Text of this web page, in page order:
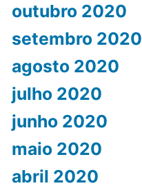
outubro 2020
setembro 2020
agosto 2020
julho 2020
junho 2020
maio 2020
abril 2020